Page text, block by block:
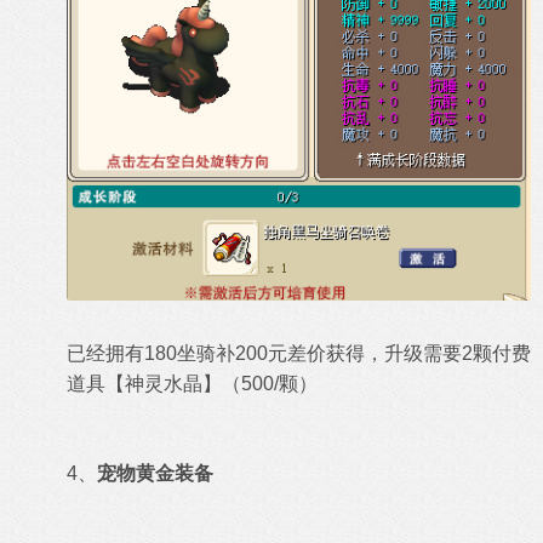
已经拥有180坐骑补200元差价获得，升级需要2颗付费
道具【神灵水晶】（500/颗）
4、 宠物黄金装备